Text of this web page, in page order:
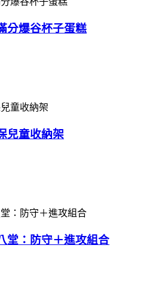
分爆谷杯子蛋糕
兒童收納架
堂：防守＋進攻組合